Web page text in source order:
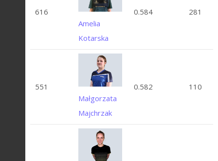
616
Amelia
Kotarska
0.584 281
551
Małgorzata
Majchrzak
0.582 110